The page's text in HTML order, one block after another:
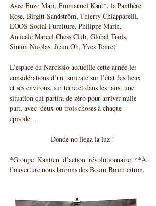
Avec Enzo Mari, Emmanuel Kant*, la Panthère
Rose, Birgitt Sandström, Thierry Chiapparelli,
EOOS Social Furniture, Philippe Marin,
Amicale Marcel Chess Club, Global Tools,
Simon Nicolas, Jieun Oh, Yves Tenret
L’espace du Narcissio accueille cette année les
considérations d’un  suricate sur l’état des lieux
et ses environs, sur terre et dans les  airs, une
situation qui partira de zéro pour arriver nulle
part, avec  deux ou trois choses à chaque
épisode...
Donde no llega la luz !
*Groupe Kantien d’action révolutionnaire **À